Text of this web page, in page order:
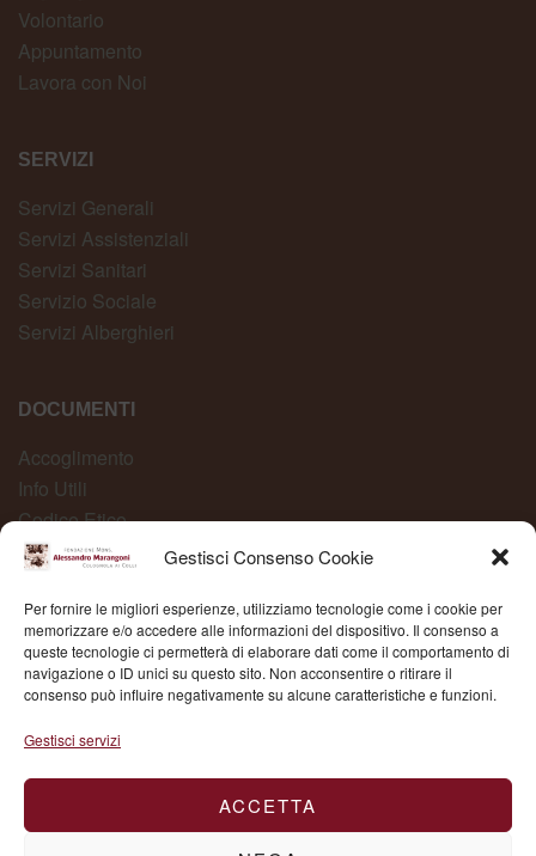
Gestisci Consenso Cookie
Per fornire le migliori esperienze, utilizziamo tecnologie come i cookie per
memorizzare e/o accedere alle informazioni del dispositivo. Il consenso a
queste tecnologie ci permetterà di elaborare dati come il comportamento di
navigazione o ID unici su questo sito. Non acconsentire o ritirare il
consenso può influire negativamente su alcune caratteristiche e funzioni.
Gestisci servizi
ACCETTA
Volontario
Appuntamento
Lavora con Noi
SERVIZI
Servizi Generali
Servizi Assistenziali
Servizi Sanitari
Servizio Sociale
Servizi Alberghieri
DOCUMENTI
Accoglimento
Info Utili
Codice Etico
Carta dei Servizi
Whistleblowing
Fond. Mons. Alessandro Marangoni © 2025 | P.IVA